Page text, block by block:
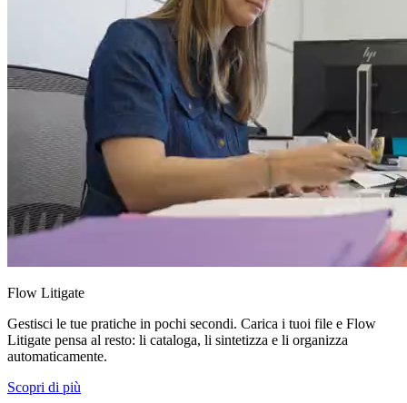
Flow Litigate
Gestisci le tue pratiche in pochi secondi. Carica i tuoi file e Flow
Litigate pensa al resto: li cataloga, li sintetizza e li organizza
automaticamente.
Scopri di più